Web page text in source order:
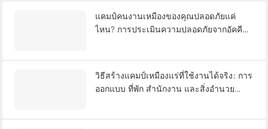
แคมป์คนงานเหมืองของคุณปลอดภัยแค่
ไหน? การประเมินความปลอดภัยจากอัคคีภัย
WELLCAMP
วิธีสร้างแคมป์เหมืองแร่ที่ใช้งานได้จริง: การ
ออกแบบ ที่พัก สำนักงาน และสิ่งอำนวย